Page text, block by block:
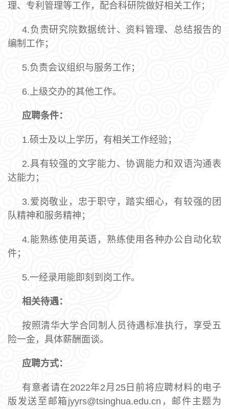
理、专利管理等工作，配合科研院做好相关工作；
4.负责研究院数据统计、资料管理、总结报告的
编制工作；
5.负责会议组织与服务工作；
6.上级交办的其他工作。
应聘条件：
1.硕士及以上学历，有相关工作经验；
2.具有较强的文字能力、协调能力和双语沟通表
达能力；
3.爱岗敬业，忠于职守，踏实细心，有较强的团
队精神和服务精神；
4.能熟练使用英语，熟练使用各种办公自动化软
件；
5.一经录用能即刻到岗工作。
相关待遇：
按照清华大学合同制人员待遇标准执行，享受五
险一金，具体薪酬面谈。
应聘方式：
有意者请在2022年2月25日前将应聘材料的电子
版发送至邮箱jyyrs@tsinghua.edu.cn，邮件主题为